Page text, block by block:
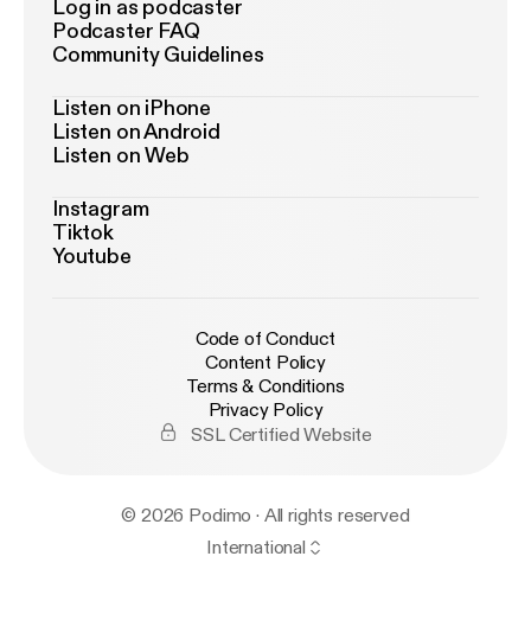
Log in as podcaster
Podcaster FAQ
Community Guidelines
Listen on iPhone
Listen on Android
Listen on Web
Instagram
Tiktok
Youtube
Code of Conduct
Content Policy
Terms & Conditions
Privacy Policy
SSL Certified Website
© 2026 Podimo · All rights reserved
International